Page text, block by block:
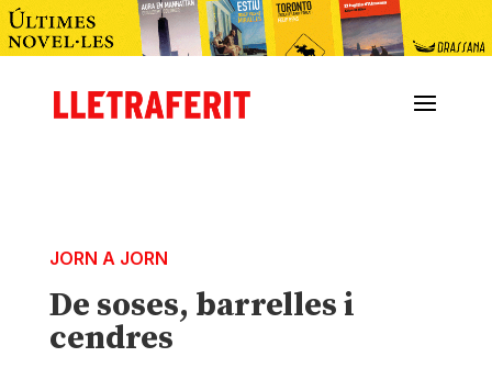
JORN A JORN
De soses, barrelles i
cendres